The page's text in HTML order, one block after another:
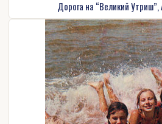
Дорога на “Великий Утриш”,